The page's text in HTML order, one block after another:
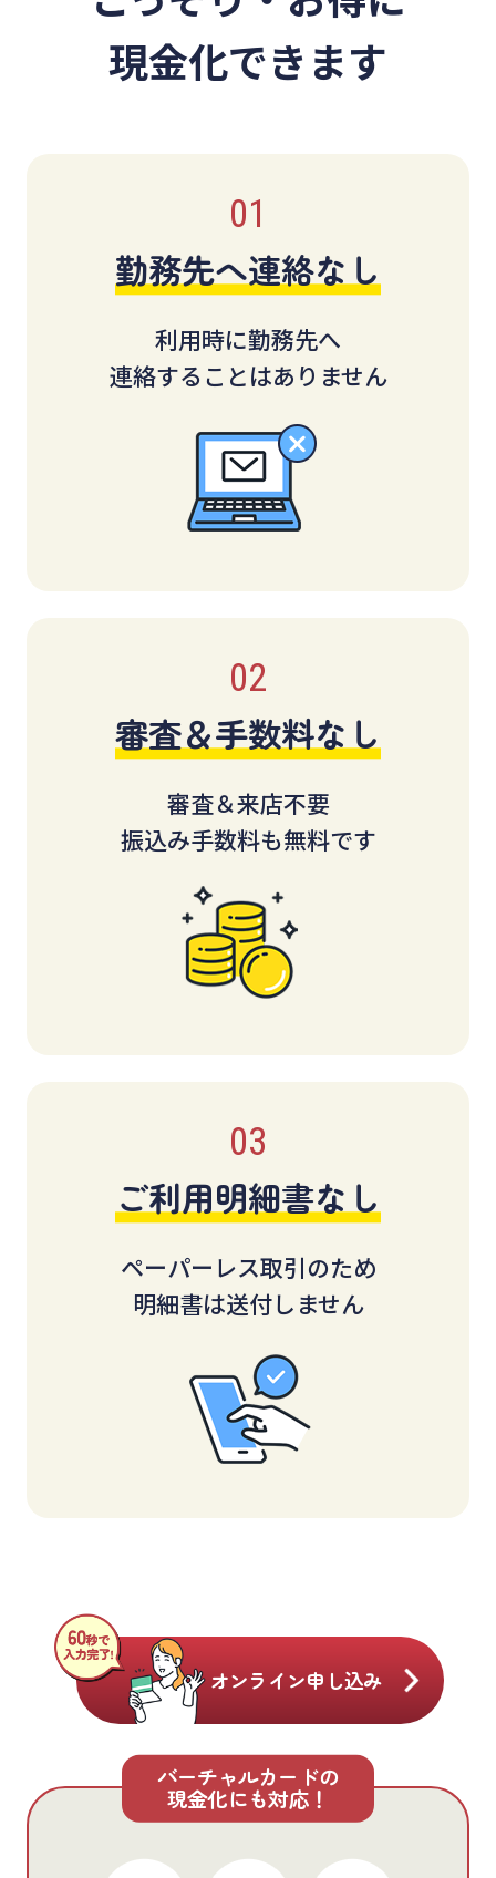
現金化できます
勤務先へ連絡なし
利用時に勤務先へ
連絡することはありません
審査＆手数料なし
審査＆来店不要
振込み手数料も無料です
ご利用明細書なし
ペーパーレス取引のため
明細書は送付しません
オンライン申し込み
バーチャルカードの
現金化にも対応！